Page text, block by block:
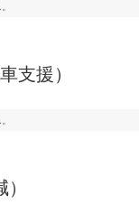
万が一車体が衝撃を受
支援）